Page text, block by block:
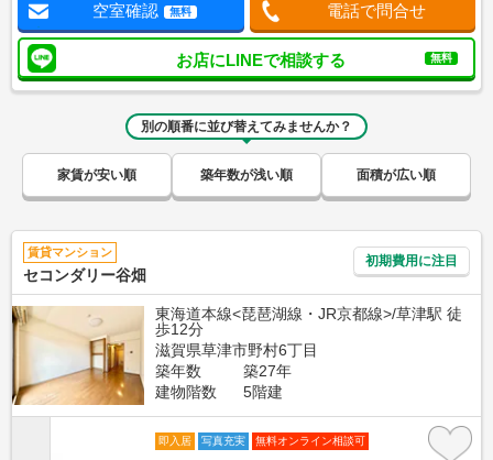
空室確認 無料 電話で問合せ
お店にLINEで相談する 無料
別の順番に並び替えてみませんか？
家賃が安い順 築年数が浅い順 面積が広い順
賃貸マンション
セコンダリー谷畑
初期費用に注目
東海道本線<琵琶湖線・JR京都線>/草津駅 徒
歩12分
滋賀県草津市野村6丁目
築年数
築27年
建物階数
5階建
即入居 写真充実 無料オンライン相談可